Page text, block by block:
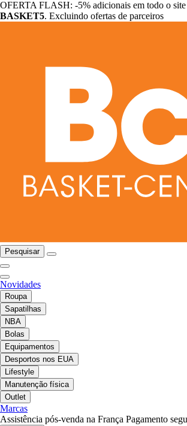
OFERTA FLASH: -5% adicionais em todo o
BASKET5. Excluindo ofertas de parceiros
Pesquisar
Novidades
Roupa
Sapatilhas
NBA
Bolas
Equipamentos
Desportos nos EUA
Lifestyle
Manutenção física
Outlet
Marcas
Assistência pós-venda na França Pagamento